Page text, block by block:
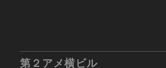
第２アメ横ビル